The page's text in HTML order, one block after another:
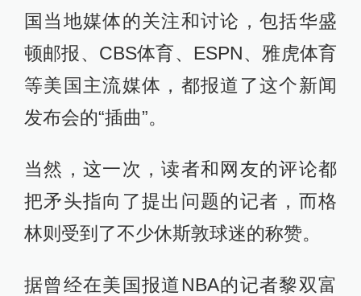
国当地媒体的关注和讨论，包括华盛
顿邮报、CBS体育、ESPN、雅虎体育
等美国主流媒体，都报道了这个新闻
发布会的“插曲”。
当然，这一次，读者和网友的评论都
把矛头指向了提出问题的记者，而格
林则受到了不少休斯敦球迷的称赞。
据曾经在美国报道NBA的记者黎双富